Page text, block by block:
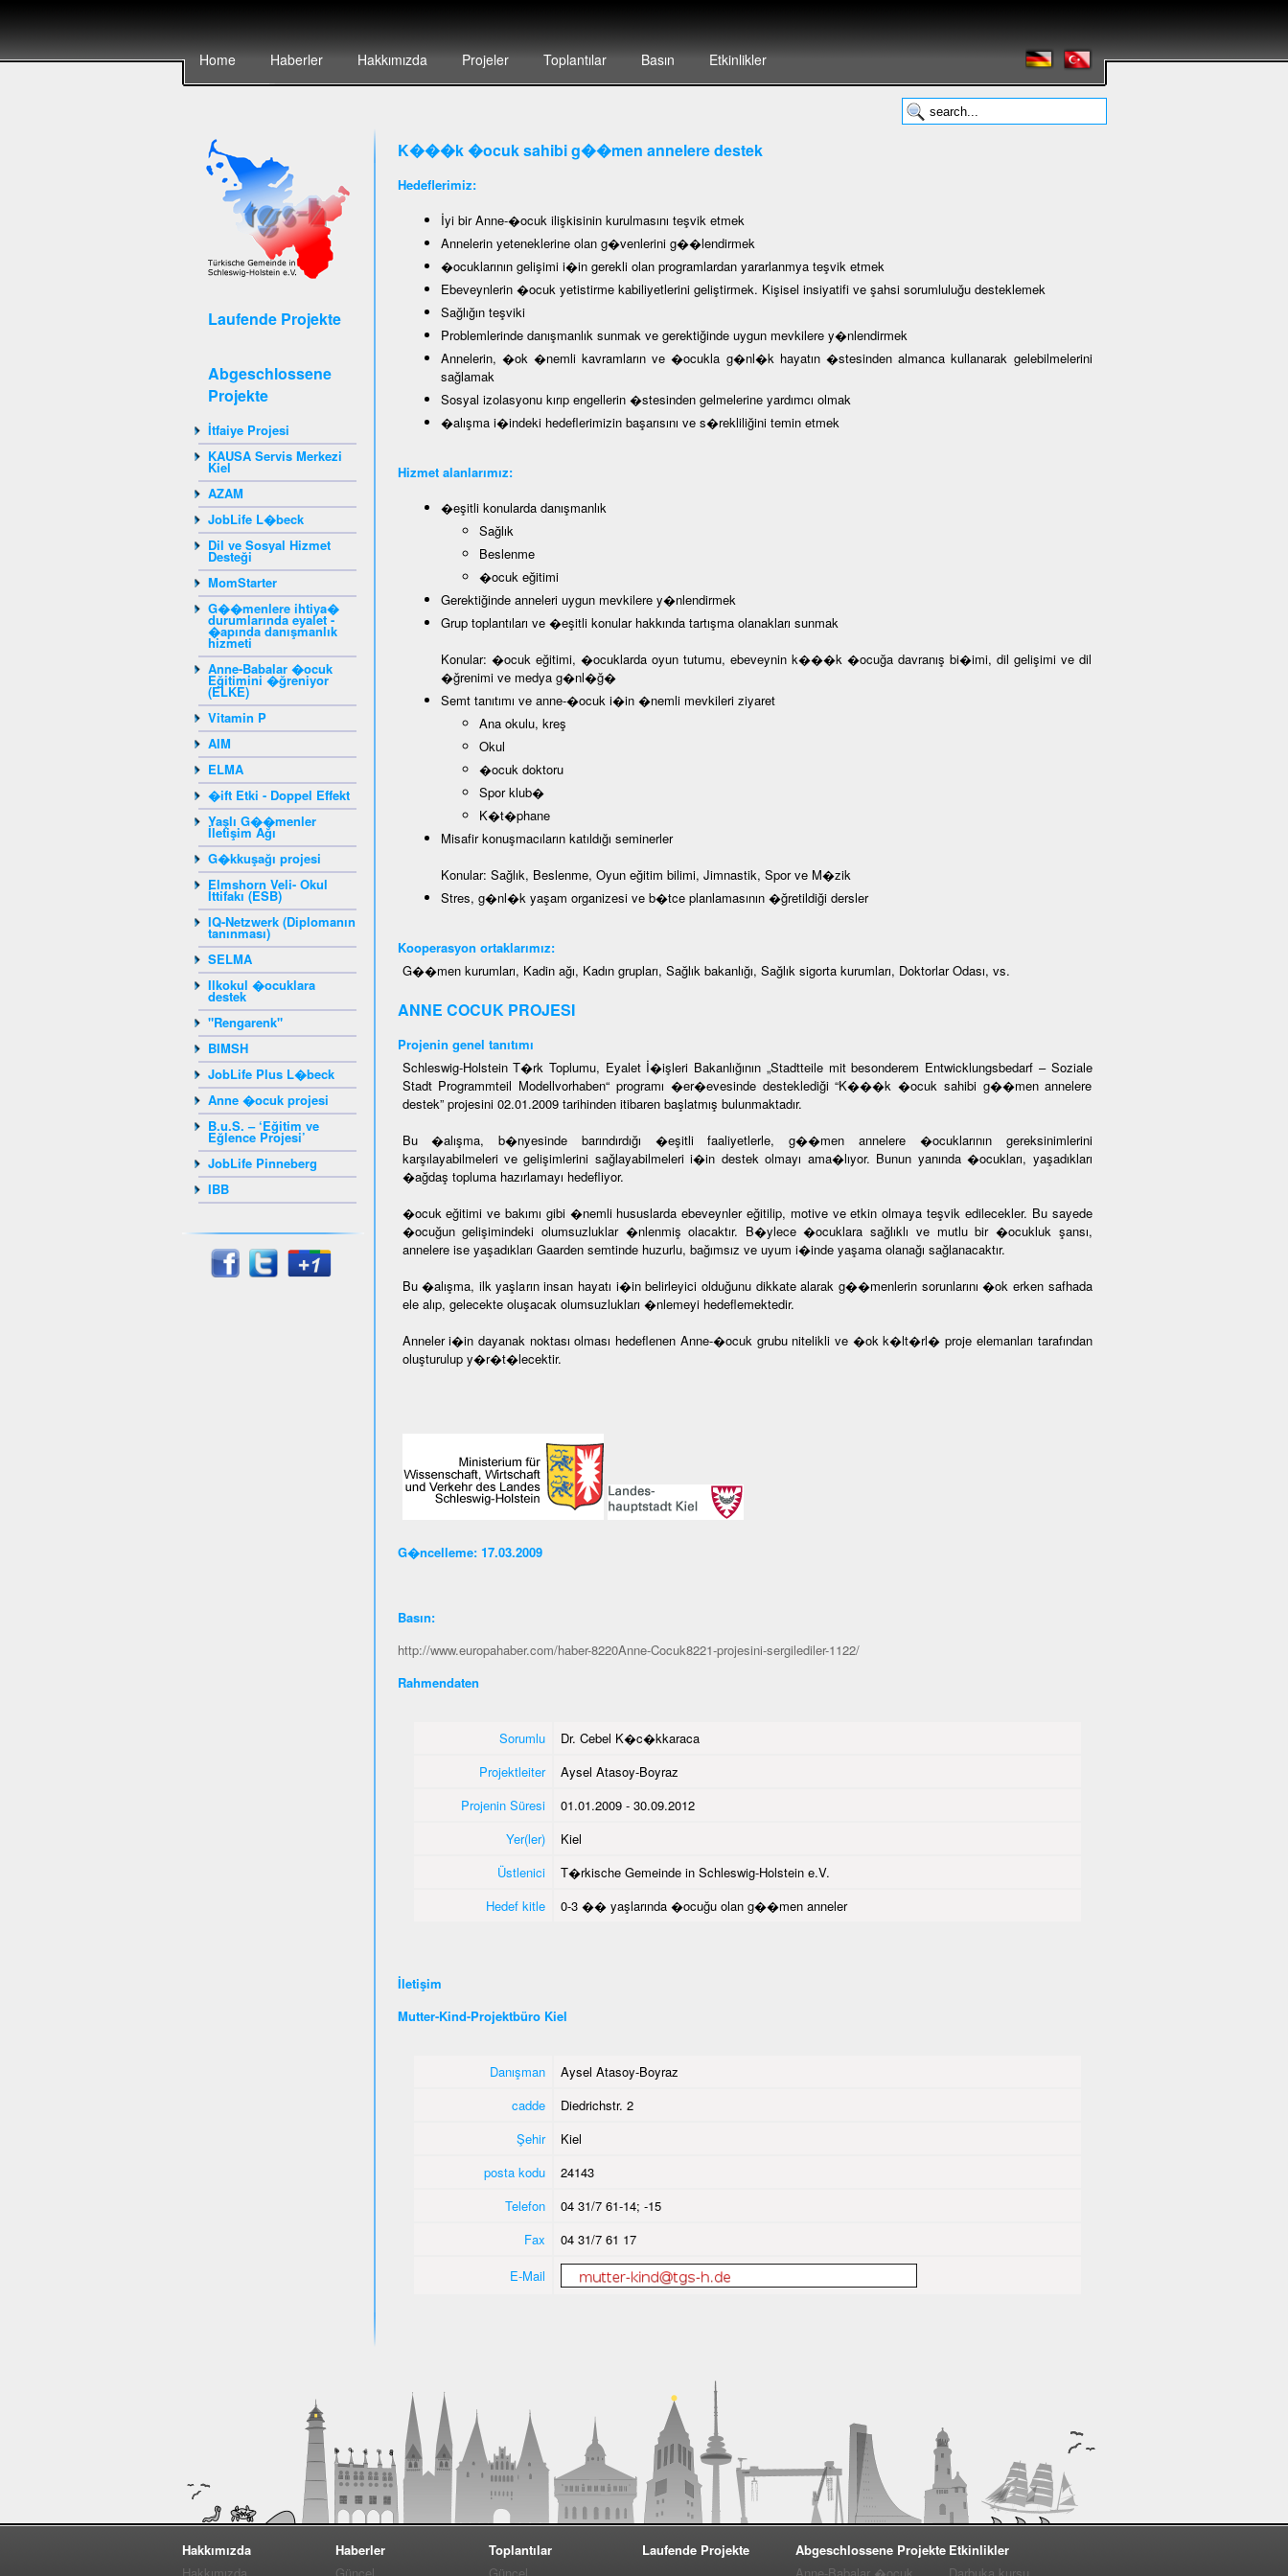
Home Haberler Hakkımızda Projeler Toplantılar Basın Etkinlikler
Laufende Projekte
Abgeschlossene
Projekte
İtfaiye Projesi
KAUSA Servis Merkezi
Kiel
AZAM
JobLife L�beck
Dil ve Sosyal Hizmet
Desteği
MomStarter
G��menlere ihtiya�
durumlarında eyalet -
�apında danışmanlık
hizmeti
Anne-Babalar �ocuk
Eğitimini �ğreniyor
(ELKE)
Vitamin P
AIM
ELMA
�ift Etki - Doppel Effekt
Yaşlı G��menler
İletişim Ağı
G�kkuşağı projesi
Elmshorn Veli- Okul
İttifakı (ESB)
IQ-Netzwerk (Diplomanın
tanınması)
SELMA
Ilkokul �ocuklara
destek
"Rengarenk"
BIMSH
JobLife Plus L�beck
Anne �ocuk projesi
B.u.S. – ‘Eğitim ve
Eğlence Projesi’
JobLife Pinneberg
IBB
K���k �ocuk sahibi g��men annelere destek
Hedeflerimiz:
İyi bir Anne-�ocuk ilişkisinin kurulmasını teşvik etmek
Annelerin yeteneklerine olan g�venlerini g��lendirmek
�ocuklarının gelişimi i�in gerekli olan programlardan yararlanmya teşvik etmek
Ebeveynlerin �ocuk yetistirme kabiliyetlerini geliştirmek. Kişisel insiyatifi ve şahsi sorumluluğu desteklemek
Sağlığın teşviki
Problemlerinde danışmanlık sunmak ve gerektiğinde uygun mevkilere y�nlendirmek
Annelerin, �ok �nemli kavramların ve �ocukla g�nl�k hayatın �stesinden almanca kullanarak gelebilmelerini
sağlamak
Sosyal izolasyonu kırıp engellerin �stesinden gelmelerine yardımcı olmak
�alışma i�indeki hedeflerimizin başarısını ve s�rekliliğini temin etmek
Hizmet alanlarımız:
�eşitli konularda danışmanlık
Sağlık
Beslenme
�ocuk eğitimi
Gerektiğinde anneleri uygun mevkilere y�nlendirmek
Grup toplantıları ve �eşitli konular hakkında tartışma olanakları sunmak
Konular: �ocuk eğitimi, �ocuklarda oyun tutumu, ebeveynin k���k �ocuğa davranış bi�imi, dil gelişimi ve dil
�ğrenimi ve medya g�nl�ğ�
Semt tanıtımı ve anne-�ocuk i�in �nemli mevkileri ziyaret
Ana okulu, kreş
Okul
�ocuk doktoru
Spor klub�
K�t�phane
Misafir konuşmacıların katıldığı seminerler
Konular: Sağlık, Beslenme, Oyun eğitim bilimi, Jimnastik, Spor ve M�zik
Stres, g�nl�k yaşam organizesi ve b�tce planlamasının �ğretildiği dersler
Kooperasyon ortaklarımız:
G��men kurumları, Kadin ağı, Kadın grupları, Sağlık bakanlığı, Sağlık sigorta kurumları, Doktorlar Odası, vs.
ANNE COCUK PROJESI
Projenin genel tanıtımı
Schleswig-Holstein T�rk Toplumu, Eyalet İ�işleri Bakanlığının „Stadtteile mit besonderem Entwicklungsbedarf – Soziale
Stadt Programmteil Modellvorhaben“ programı �er�evesinde desteklediği “K���k �ocuk sahibi g��men annelere
destek” projesini 02.01.2009 tarihinden itibaren başlatmış bulunmaktadır.
Bu �alışma, b�nyesinde barındırdığı �eşitli faaliyetlerle, g��men annelere �ocuklarının gereksinimlerini
karşılayabilmeleri ve gelişimlerini sağlayabilmeleri i�in destek olmayı ama�lıyor. Bunun yanında �ocukları, yaşadıkları
�ağdaş topluma hazırlamayı hedefliyor.
�ocuk eğitimi ve bakımı gibi �nemli hususlarda ebeveynler eğitilip, motive ve etkin olmaya teşvik edilecekler. Bu sayede
�ocuğun gelişimindeki olumsuzluklar �nlenmiş olacaktır. B�ylece �ocuklara sağlıklı ve mutlu bir �ocukluk şansı,
annelere ise yaşadıkları Gaarden semtinde huzurlu, bağımsız ve uyum i�inde yaşama olanağı sağlanacaktır.
Bu �alışma, ilk yaşların insan hayatı i�in belirleyici olduğunu dikkate alarak g��menlerin sorunlarını �ok erken safhada
ele alıp, gelecekte oluşacak olumsuzlukları �nlemeyi hedeflemektedir.
Anneler i�in dayanak noktası olması hedeflenen Anne-�ocuk grubu nitelikli ve �ok k�lt�rl� proje elemanları tarafından
oluşturulup y�r�t�lecektir.
G�ncelleme: 17.03.2009
Basın:
http://www.europahaber.com/haber-8220Anne-Cocuk8221-projesini-sergilediler-1122/
Rahmendaten
Sorumlu
Dr. Cebel K�c�kkaraca
Projektleiter
Aysel Atasoy-Boyraz
Projenin Süresi
01.01.2009 - 30.09.2012
Yer(ler)
Kiel
Üstlenici
T�rkische Gemeinde in Schleswig-Holstein e.V.
Hedef kitle
0-3 �� yaşlarında �ocuğu olan g��men anneler
İletişim
Mutter-Kind-Projektbüro Kiel
Danışman
Aysel Atasoy-Boyraz
cadde
Diedrichstr. 2
Şehir
Kiel
posta kodu
24143
Telefon
04 31/7 61-14; -15
Fax
04 31/7 61 17
E-Mail
Hakkımızda
Haberler
Toplantılar
Laufende Projekte
Abgeschlossene Projekte Etkinlikler